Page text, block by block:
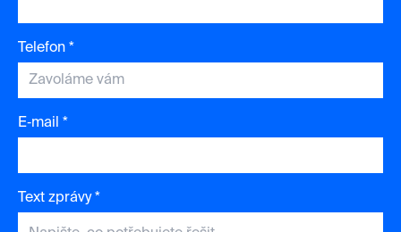
Telefon *
E‑mail *
Text zprávy *